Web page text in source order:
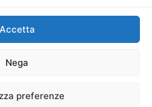
Accetta
Nega
preferenze
06334930820
Società Cooperativa a r.l. è
di Comunicazione al
srl–info@ladigitale.it